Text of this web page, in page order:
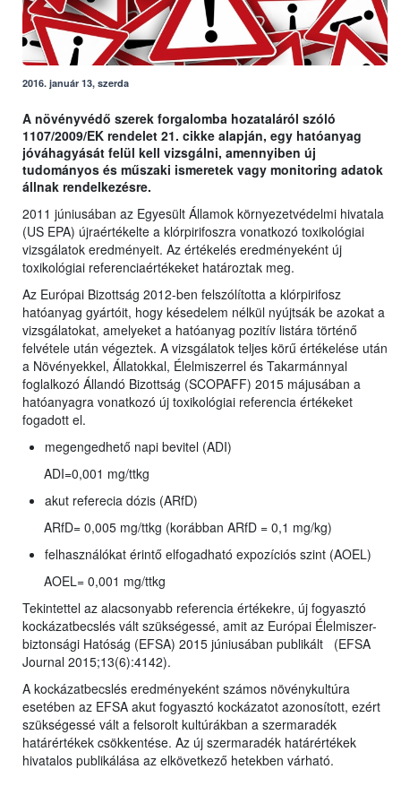
2016. január 13, szerda
A növényvédő szerek forgalomba hozataláról szóló
1107/2009/EK rendelet 21. cikke alapján, egy hatóanyag
jóváhagyását felül kell vizsgálni, amennyiben új
tudományos és műszaki ismeretek vagy monitoring adatok
állnak rendelkezésre.
2011 júniusában az Egyesült Államok környezetvédelmi hivatala
(US EPA) újraértékelte a klórpirifoszra vonatkozó toxikológiai
vizsgálatok eredményeit. Az értékelés eredményeként új
toxikológiai referenciaértékeket határoztak meg.
Az Európai Bizottság 2012-ben felszólította a klórpirifosz
hatóanyag gyártóit, hogy késedelem nélkül nyújtsák be azokat a
vizsgálatokat, amelyeket a hatóanyag pozitív listára történő
felvétele után végeztek. A vizsgálatok teljes körű értékelése után
a Növényekkel, Állatokkal, Élelmiszerrel és Takarmánnyal
foglalkozó Állandó Bizottság (SCOPAFF) 2015 májusában a
hatóanyagra vonatkozó új toxikológiai referencia értékeket
fogadott el.
megengedhető napi bevitel (ADI)
ADI=0,001 mg/ttkg
akut referecia dózis (ARfD)
ARfD= 0,005 mg/ttkg (korábban ARfD = 0,1 mg/kg)
felhasználókat érintő elfogadható expozíciós szint (AOEL)
AOEL= 0,001 mg/ttkg
Tekintettel az alacsonyabb referencia értékekre, új fogyasztó
kockázatbecslés vált szükségessé, amit az Európai Élelmiszer-
biztonsági Hatóság (EFSA) 2015 júniusában publikált (EFSA
Journal 2015;13(6):4142).
A kockázatbecslés eredményeként számos növénykultúra
esetében az EFSA akut fogyasztó kockázatot azonosított, ezért
szükségessé vált a felsorolt kultúrákban a szermaradék
határértékek csökkentése. Az új szermaradék határértékek
hivatalos publikálása az elkövetkező hetekben várható.